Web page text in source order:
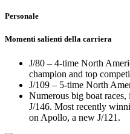
Personale
Momenti salienti della carriera
J/80 – 4-time North
champion and top
J/109 – 5-time North
Numerous big boat races,
J/146. Most recently
on Apollo, a new J/121.